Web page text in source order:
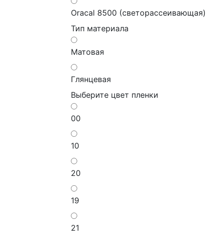
Oracal 8500 (светорассеивающая)
Тип материала
Матовая
Глянцевая
Выберите цвет пленки
00
10
20
19
21